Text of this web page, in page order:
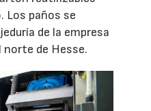
Los paños se
de la empresa
norte de Hesse.